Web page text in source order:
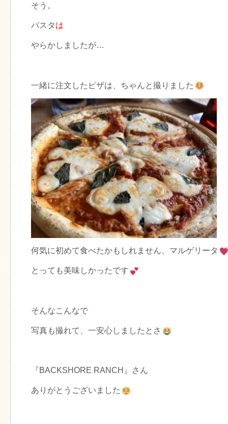
そう。
パスタ は
やらかしましたが…
一緒に注文したピザは、ちゃんと撮りました
何気に初めて食べたかもしれません、マルゲリータ
とっても美味しかったです
そんなこんなで
写真も撮れて、一安心しましたとさ
『BACKSHORE RANCH』さん
ありがとうございました